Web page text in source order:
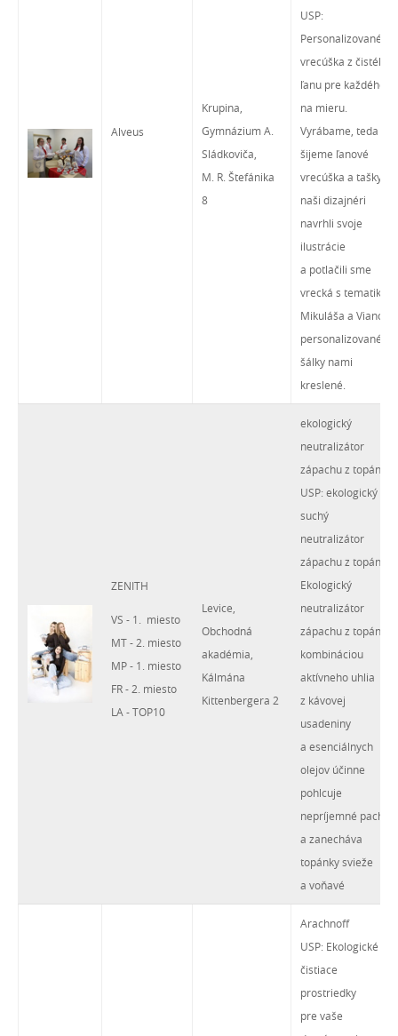
Alveus
Krupina,
Gymnázium A.
Sládkoviča,
M. R. Štefánika
8
USP:
Personalizované
vrecúška z čistého
ľanu pre každého
na mieru.
Vyrábame, teda
šijeme ľanové
vrecúška a tašky,
naši dizajnéri
navrhli svoje
ilustrácie
a potlačili sme
vrecká s tematikou
Mikuláša a Vianoc,
personalizované
šálky nami
kreslené.
ZENITH
VS - 1. miesto
MT - 2. miesto
MP - 1. miesto
FR - 2. miesto
LA - TOP10
Levice,
Obchodná
akadémia,
Kálmána
Kittenbergera 2
ekologický
neutralizátor
zápachu z topánok
USP: ekologický
suchý
neutralizátor
zápachu z topánok
Ekologický
neutralizátor
zápachu z topánok
kombináciou
aktívneho uhlia
z kávovej
usadeniny
a esenciálnych
olejov účinne
pohlcuje
nepríjemné pachy
a zanecháva
topánky svieže
a voňavé
Arachnoff
USP: Ekologické
čistiace
prostriedky
pre vaše